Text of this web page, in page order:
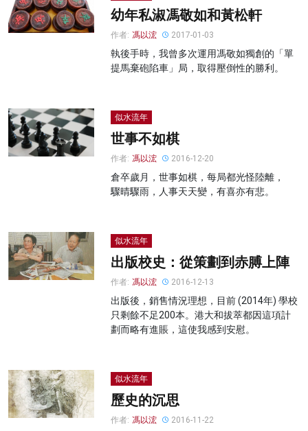
幼年私淑馮敬如和黃松軒
作者: 馮以浤 2017-01-03
執後手時，我曾多次運用馮敬如獨創的「單
提馬棄砲陷車」局，取得壓倒性的勝利。
似水流年
世事不如棋
作者: 馮以浤 2016-12-20
倉卒歲月，世事如棋，每局都光怪陸離，
驟晴驟雨，人事天天變，有喜亦有悲。
似水流年
出版校史：從策劃到赤膊上陣
作者: 馮以浤 2016-12-13
出版後，銷售情況理想，目前 (2014年) 學校
只剩餘不足200本。港大和拔萃都因這項計
劃而略有進賬，這使我感到安慰。
似水流年
歷史的沉思
作者: 馮以浤 2016-11-22